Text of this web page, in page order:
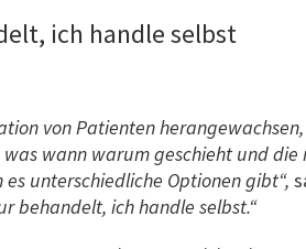
ich handle selbst
von Patienten
wann warum geschieht und die
unterschiedliche Optionen gibt“,
behandelt, ich handle selbst.“